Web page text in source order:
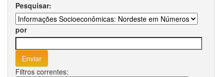
Pesquisar:
por
Filtros correntes: